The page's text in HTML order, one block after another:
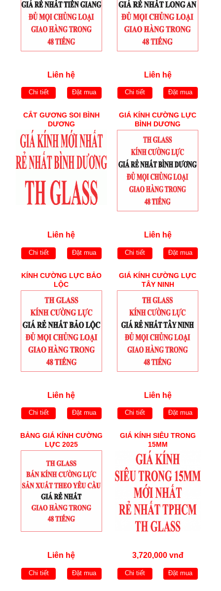
Liên hệ
Chi tiết Đặt mua
Liên hệ
Chi tiết Đặt mua
CẮT GƯƠNG SOI BÌNH
DƯƠNG
Liên hệ
Chi tiết Đặt mua
GIÁ KÍNH CƯỜNG LỰC
BÌNH DƯƠNG
Liên hệ
Chi tiết Đặt mua
KÍNH CƯỜNG LỰC BẢO
LỘC
Liên hệ
Chi tiết Đặt mua
GIÁ KÍNH CƯỜNG LỰC
TÂY NINH
Liên hệ
Chi tiết Đặt mua
BẢNG GIÁ KÍNH CƯỜNG
LỰC 2025
Liên hệ
Chi tiết Đặt mua
GIÁ KÍNH SIÊU TRONG
15MM
3,720,000 vnđ
Chi tiết Đặt mua